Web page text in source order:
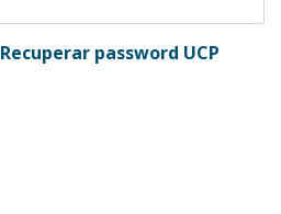
Recuperar password UCP